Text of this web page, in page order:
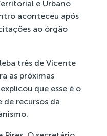
e Urbano
aconteceu após
ao órgão
três de Vicente
as próximas
que esse é o
de recursos da